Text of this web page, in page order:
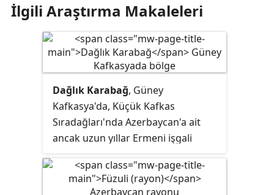
İlgili Araştırma Makaleleri
Dağlık Karabağ, Güney
Kafkasya'da, Küçük Kafkas
Sıradağları'nda Azerbaycan'a ait
ancak uzun yıllar Ermeni işgali
yılında Dağlık Karabağın bir bölümü
2. Dağlık Karabağ Savaşı sırasında